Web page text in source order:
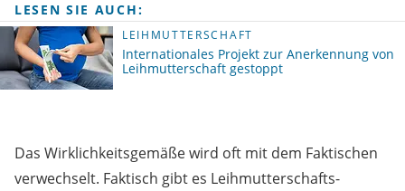
LESEN SIE AUCH:
LEIHMUTTERSCHAFT
Internationales Projekt zur Anerkennung von
Leihmutterschaft gestoppt
Das Wirklichkeitsgemäße wird oft mit dem Faktischen
verwechselt. Faktisch gibt es Leihmutterschafts-